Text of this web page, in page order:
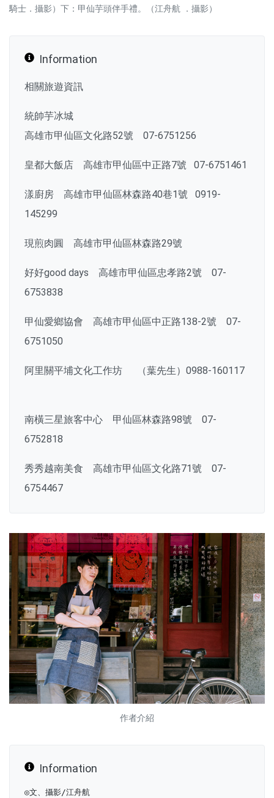
騎士．攝影）下：甲仙芋頭伴手禮。（江舟航 ．攝影）
Information
相關旅遊資訊
統帥芋冰城
高雄市甲仙區文化路52號 07-6751256
皇都大飯店 高雄市甲仙區中正路7號 07-6751461
漾廚房 高雄市甲仙區林森路40巷1號 0919-
145299
現煎肉圓 高雄市甲仙區林森路29號
好好good days 高雄市甲仙區忠孝路2號 07-
6753838
甲仙愛鄉協會 高雄市甲仙區中正路138-2號 07-
6751050
阿里關平埔文化工作坊 （葉先生）0988-160117
南橫三星旅客中心 甲仙區林森路98號 07-
6752818
秀秀越南美食 高雄市甲仙區文化路71號 07-
6754467
作者介紹
Information
◎文、攝影/江舟航